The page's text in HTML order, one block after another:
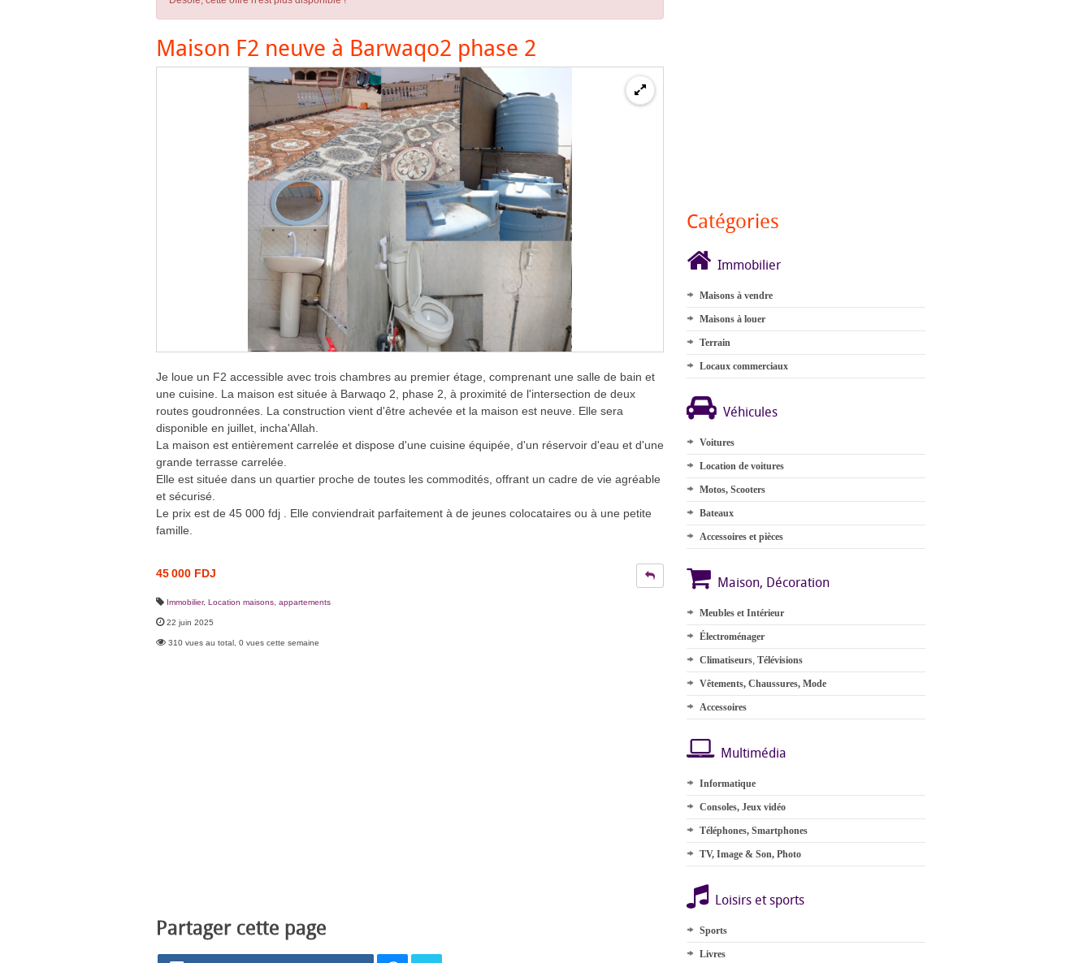
Maison F2 neuve à Barwaqo2 phase 2
Je loue un F2 accessible avec trois chambres au premier étage, comprenant une salle de bain et
une cuisine. La maison est située à Barwaqo 2, phase 2, à proximité de l'intersection de deux
routes goudronnées. La construction vient d'être achevée et la maison est neuve. Elle sera
disponible en juillet, incha'Allah.
La maison est entièrement carrelée et dispose d'une cuisine équipée, d'un réservoir d'eau et d'une
grande terrasse carrelée.
Elle est située dans un quartier proche de toutes les commodités, offrant un cadre de vie agréable
et sécurisé.
Le prix est de 45 000 fdj . Elle conviendrait parfaitement à de jeunes colocataires ou à une petite
famille.
45 000 FDJ
Immobilier, Location maisons, appartements
22 juin 2025
310 vues au total, 0 vues cette semaine
Partager cette page
Catégories
Immobilier
Maisons à vendre
Maisons à louer
Terrain
Locaux commerciaux
Véhicules
Voitures
Location de voitures
Motos, Scooters
Bateaux
Accessoires et pièces
Maison, Décoration
Meubles et Intérieur
Électroménager
Climatiseurs, Télévisions
Vêtements, Chaussures, Mode
Accessoires
Multimédia
Informatique
Consoles, Jeux vidéo
Téléphones, Smartphones
TV, Image & Son, Photo
Loisirs et sports
Sports
Livres